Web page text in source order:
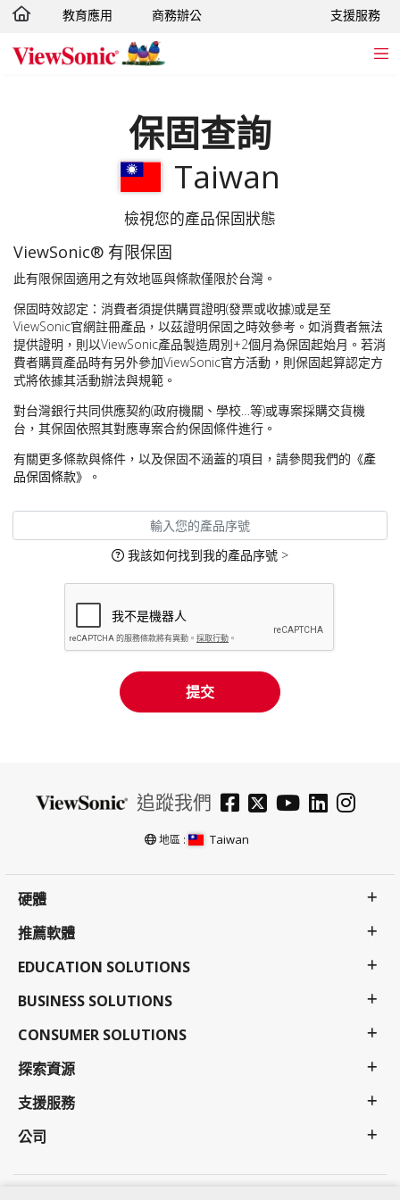
轉跳至主要內容
教育應用 商務辦公 支援服務
保固查詢
Taiwan
檢視您的產品保固狀態
ViewSonic® 有限保固
此有限保固適用之有效地區與條款僅限於台灣。
保固時效認定：消費者須提供購買證明(發票或收據)或是至
ViewSonic官網註冊產品，以茲證明保固之時效參考。如消費者無法
提供證明，則以ViewSonic產品製造周別+2個月為保固起始月。若消
費者購買產品時有另外參加ViewSonic官方活動，則保固起算認定方
式將依據其活動辦法與規範。
對台灣銀行共同供應契約(政府機關、學校…等)或專案採購交貨機
台，其保固依照其對應專案合約保固條件進行。
有關更多條款與條件，以及保固不涵蓋的項目，請參閱我們的 《產
品保固條款》
。
我該如何找到我的產品序號 >
提交
追蹤我們
地區 : Taiwan
硬體
推薦軟體
EDUCATION SOLUTIONS
BUSINESS SOLUTIONS
CONSUMER SOLUTIONS
探索資源
支援服務
公司